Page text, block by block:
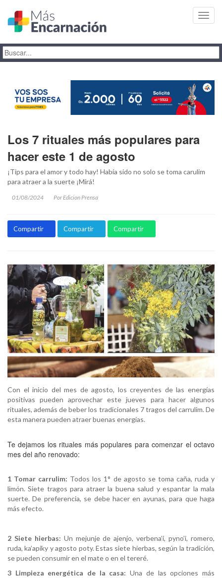
Los 7 rituales más populares para
hacer este 1 de agosto
¡Tips para el amor y todo hay! Había sido no solo se toma carulim
para atraer a la suerte ¡Mirá!
01/08/2024 Por Edicion Prensa
Compartir Compartir Compartir
Con el inicio del mes de agosto, los creyentes de las energías
positivas pueden aprovechar este jueves para hacer algunos
rituales, además de beber los tradicionales 7 tragos del carrulim. De
esta manera pueden atraer buenas energías.
Te dejamos los rituales más populares para comenzar el octavo
mes del año renovado:
1 Tomar carrulim: Todos los 1° de agosto se toma caña, ruda y
limón. Siete tragos para atraer la buena salud y espantar la mala
suerte. De preferencia, se debe hacer en ayunas, para que haga
más efecto.
2 Siete hierbas: Un mejunje de ajenjo, verbena’i, pyno’i, romero,
ruda, ka’apiky y agosto poty. Estas siete hierbas, según la tradición,
se pueden consumir en el mate o en el tereré.
3 Limpieza energética de la casa: Una de las opciones más